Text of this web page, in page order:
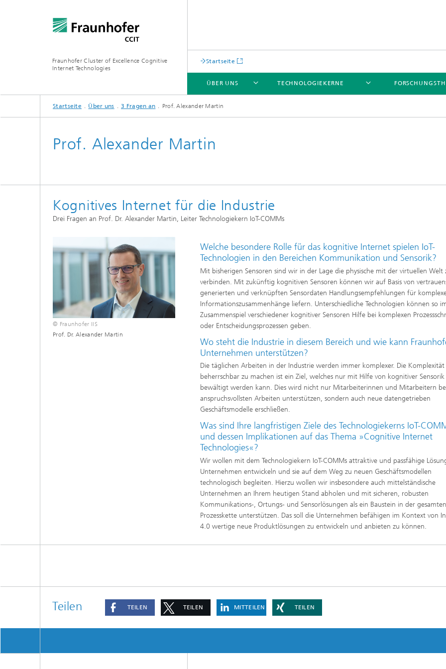
Fraunhofer Cluster of Excellence Cognitive
Internet Technologies
Startseite
ÜBER UNS
ÜBER UNS
TECHNOLOGIEKERNE
TECHNOLOGIEKERNE
NEWS
Startseite Über uns 3 Fragen an Prof. Alexander Martin
Prof. Alexander Martin
Kognitives Internet für die Industrie
Drei Fragen an Prof. Dr. Alexander Martin, Leiter Technologiekern IoT-COMMs
© Fraunhofer IIS
Prof. Dr. Alexander Martin
Welche besondere Rolle für das kognitive Internet spielen IoT-
Technologien in den Bereichen Kommunikation und Sensorik?
Mit bisherigen Sensoren sind wir in der Lage die physische mit der virtuellen Welt
verbinden. Mit zukünftig kognitiven Sensoren können wir auf Basis von
generierten und verknüpften Sensordaten Handlungsempfehlungen für
Informationszusammenhänge liefern. Unterschiedliche Technologien können so
Zusammenspiel verschiedener kognitiver Sensoren Hilfe bei komplexen
oder Entscheidungsprozessen geben.
Wo steht die Industrie in diesem Bereich und wie kann
Unternehmen unterstützen?
Die täglichen Arbeiten in der Industrie werden immer komplexer. Die Komplexität
beherrschbar zu machen ist ein Ziel, welches nur mit Hilfe von kognitiver Sensorik
bewältigt werden kann. Dies wird nicht nur Mitarbeiterinnen und Mitarbeitern
anspruchsvollsten Arbeiten unterstützen, sondern auch neue datengetrieben
Geschäftsmodelle erschließen.
Was sind Ihre langfristigen Ziele des Technologiekerns IoT-
und dessen Implikationen auf das Thema »Cognitive Internet
Technologies«?
Wir wollen mit dem Technologiekern IoT-COMMs attraktive und passfähige
Unternehmen entwickeln und sie auf dem Weg zu neuen Geschäftsmodellen
technologisch begleiten. Hierzu wollen wir insbesondere auch mittelständische
Unternehmen an Ihrem heutigen Stand abholen und mit sicheren, robusten
Kommunikations-, Ortungs- und Sensorlösungen als ein Baustein in der gesamten
Prozesskette unterstützen. Das soll die Unternehmen befähigen im Kontext von
4.0 wertige neue Produktlösungen zu entwickeln und anbieten zu können.
Teilen TEILEN TEILEN MITTEILEN TEILEN